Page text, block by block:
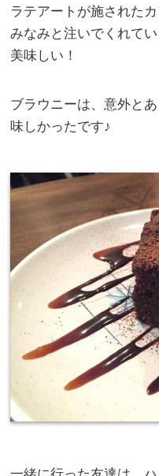
ラテアートが施された
みなみと注いでくれて
美味しい！
ブラウニーは、意外と
味しかったです♪